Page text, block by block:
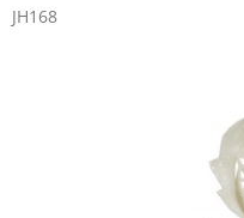
JH168